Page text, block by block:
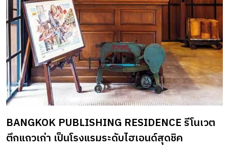
BANGKOK PUBLISHING RESIDENCE รีโนเวต
ตึกแถวเก่า เป็นโรงแรมระดับไฮเอนด์สุดชิค